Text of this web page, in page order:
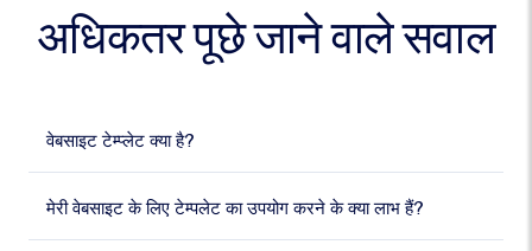
अधिकतर पूछे जाने वाले सवाल
वेबसाइट टेम्प्लेट क्या है?
मेरी वेबसाइट के लिए टेम्पलेट का उपयोग करने के क्या लाभ हैं?